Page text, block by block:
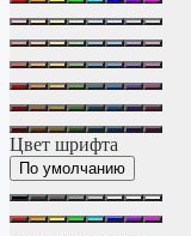
Цвет шрифта
По умолчанию